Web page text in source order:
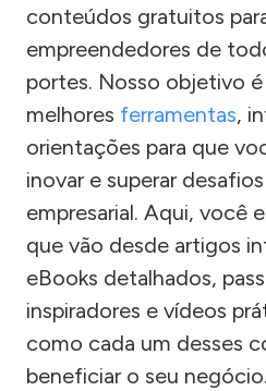
conteúdos gratuitos
empreendedores de
portes. Nosso objetivo
melhores ferramentas,
orientações para que
inovar e superar
empresarial. Aqui, você
que vão desde artigos
eBooks detalhados,
inspiradores e vídeos
como cada um desses
beneficiar o seu negócio.